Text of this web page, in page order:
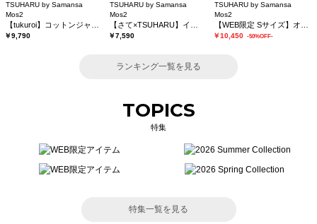
TSUHARU by Samansa
Mos2
￥9,790
TSUHARU by Samansa
Mos2
￥7,590
TSUHARU by Samansa
Mos2
￥10,450 -50%OFF-
ランキング一覧を見る
TOPICS
特集
特集一覧を見る